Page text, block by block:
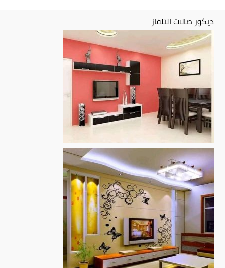
ديكور صالات التلفاز